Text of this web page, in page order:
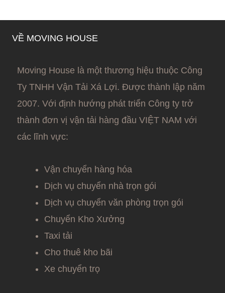
VỀ MOVING HOUSE
Moving House là một thương hiệu thuộc Công
Ty TNHH Vận Tải Xá Lợi. Được thành lập năm
2007. Với định hướng phát triển Công ty trở
thành đơn vị vận tải hàng đầu VIỆT NAM với
các lĩnh vực:
Vận chuyển hàng hóa
Dịch vụ chuyển nhà trọn gói
Dịch vụ chuyển văn phòng trọn gói
Chuyển Kho Xưởng
Taxi tải
Cho thuê kho bãi
Xe chuyển trọ